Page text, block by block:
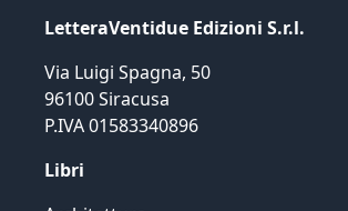
LetteraVentidue Edizioni S.r.l.
Via Luigi Spagna, 50
96100 Siracusa
P.IVA 01583340896
Libri